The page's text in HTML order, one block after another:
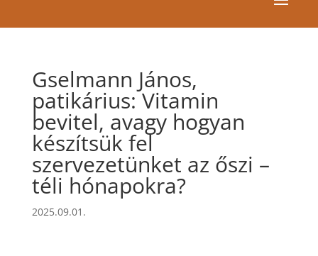
Gselmann János,
patikárius: Vitamin
bevitel, avagy hogyan
készítsük fel
szervezetünket az őszi –
téli hónapokra?
2025.09.01.